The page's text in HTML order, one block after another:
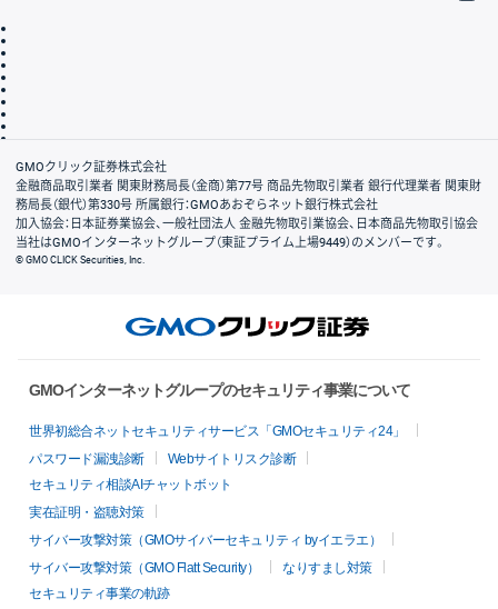
会社案内
GMOクリック証券株式会社
金融商品取引業者 関東財務局長（金商）第77号 商品先物取引業者 銀行代理業者 関東財
務局長（銀代）第330号 所属銀行：GMOあおぞらネット銀行株式会社
加入協会：日本証券業協会、一般社団法人 金融先物取引業協会、日本商品先物取引協会
当社はGMOインターネットグループ（東証プライム上場9449）のメンバーです。
© GMO CLICK Securities, Inc.
GMOインターネットグループのセキュリティ事業について
世界初総合ネットセキュリティサービス「GMOセキュリティ24」
パスワード漏洩診断
Webサイトリスク診断
セキュリティ相談AIチャットボット
実在証明・盗聴対策
サイバー攻撃対策（GMOサイバーセキュリティ byイエラエ）
サイバー攻撃対策（GMO Flatt Security）
なりすまし対策
セキュリティ事業の軌跡